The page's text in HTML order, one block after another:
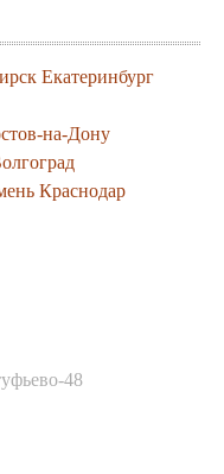
Екатеринбург
на-Дону
Краснодар
48